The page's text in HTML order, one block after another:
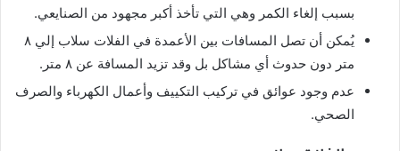
بسبب إلغاء الكمر وهي التي تأخذ أكبر مجهود من الصنايعي.
يُمكن أن تصل المسافات بين الأعمدة في الفلات سلاب إلي ٨
متر دون حدوث أي مشاكل بل وقد تزيد المسافة عن ٨ متر.
عدم وجود عوائق في تركيب التكييف وأعمال الكهرباء والصرف
الصحي.